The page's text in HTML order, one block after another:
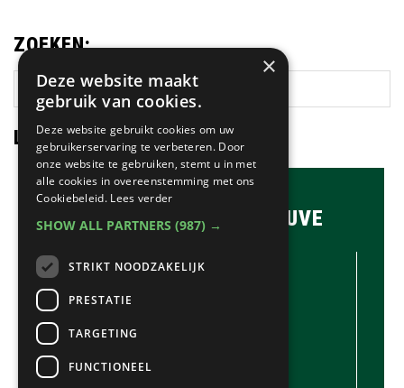
ZOEKEN:
Zoek
op
deze
website
LAATSTE NIEUWS:
BRASSERIE & BAR MAUVE
CONTACTGEGEVENS //
info@mauve.nl
×
Deze website maakt
gebruik van cookies.
Deze website gebruikt cookies om uw
gebruikerservaring te verbeteren. Door
onze website te gebruiken, stemt u in met
alle cookies in overeenstemming met ons
Cookiebeleid. Lees verder
SHOW ALL PARTNERS (987) →
STRIKT NOODZAKELIJK
PRESTATIE
TARGETING
FUNCTIONEEL